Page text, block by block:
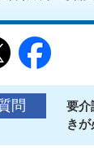
問
要介
きが